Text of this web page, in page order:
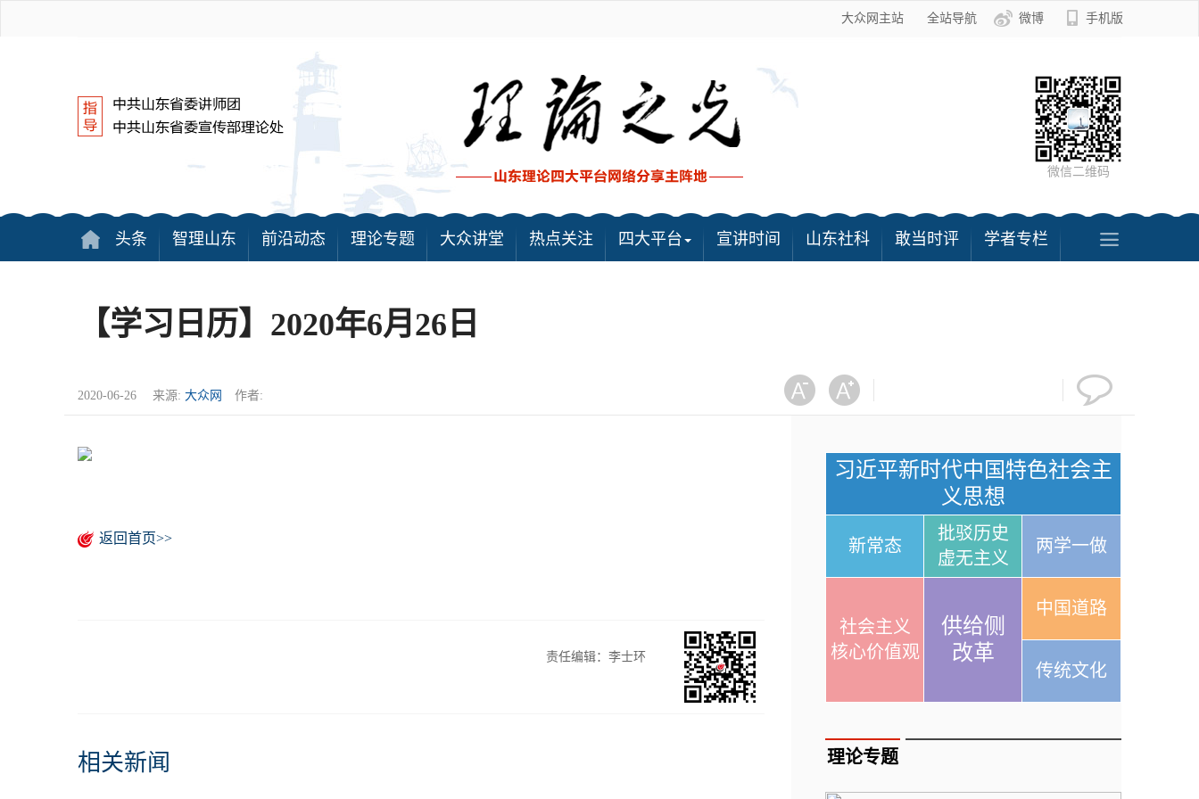
大众网主站 全站导航 微博 手机版
微信二维码
头条 智理山东 前沿动态 理论专题 大众讲堂 热点关注 四大平台 宣讲时间 山东社科 敢当时评 学者专栏
【学习日历】2020年6月26日
2020-06-26 来源: 大众网 作者:
返回首页>>
责任编辑：李士环
相关新闻
习近平新时代中国特色社会主
义思想
新常态
批驳历史
虚无主义
两学一做
社会主义
核心价值观
供给侧
改革
中国道路
传统文化
理论专题